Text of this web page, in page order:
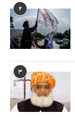
۲
۳